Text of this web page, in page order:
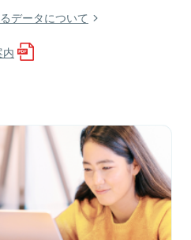
データについて